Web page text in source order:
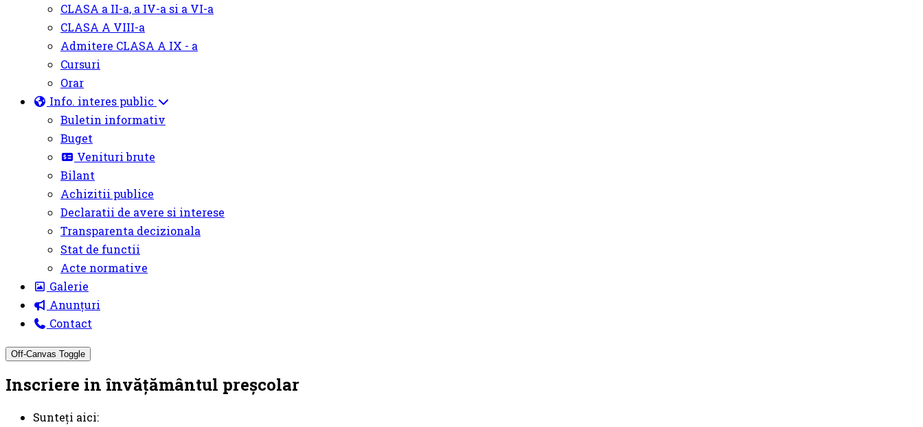
CLASA a II-a, a IV-a si a VI-a
CLASA A VIII-a
Admitere CLASA A IX - a
Cursuri
Orar
Info. interes public
Buletin informativ
Buget
Venituri brute
Bilant
Achizitii publice
Declaratii de avere si interese
Transparenta decizionala
Stat de functii
Acte normative
Galerie
Anunțuri
Contact
Off-Canvas Toggle
Inscriere in învățământul preșcolar
Sunteți aici: